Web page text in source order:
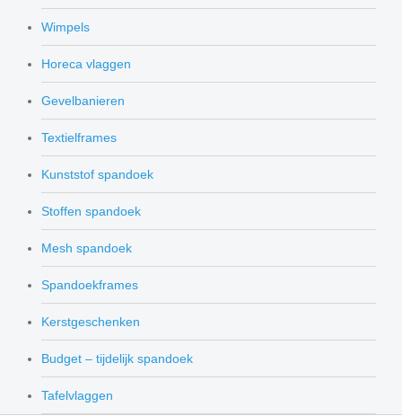
Wimpels
Horeca vlaggen
Gevelbanieren
Textielframes
Kunststof spandoek
Stoffen spandoek
Mesh spandoek
Spandoekframes
Kerstgeschenken
Budget – tijdelijk spandoek
Tafelvlaggen